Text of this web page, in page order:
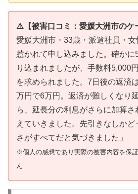
⚠️【被害口コミ：愛媛大洲市のケ
愛媛大洲市・33歳・派遣社員・
惹かれて申し込みました。確かに
り込まれましたが、手数料5,000
を求められました。7日後の返済
万円で6万円。返済が難しくなり
ら、延長分の利息がさらに加算さ
えていきました。先引きなしかど
さがすべてだと気づきました」
※個人の感想であり実際の被害内容を保
ん